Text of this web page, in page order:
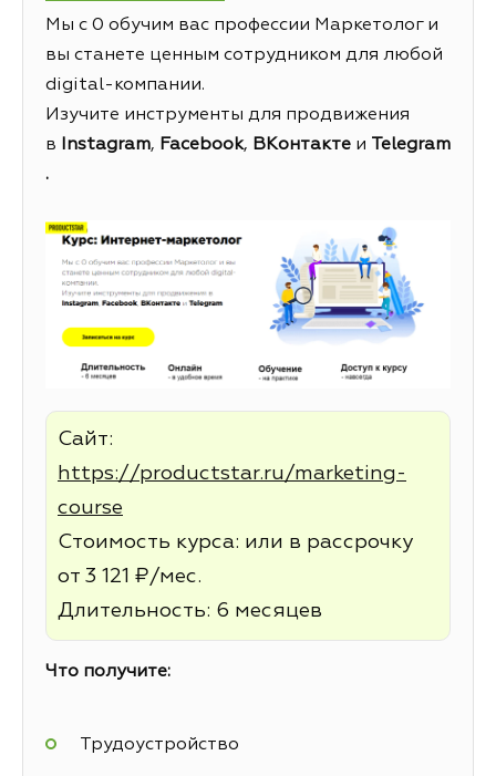
Мы с 0 обучим вас профессии Маркетолог и
вы станете ценным сотрудником для любой
digital-компании.
Изучите инструменты для продвижения
в
Instagram, Facebook, ВКонтакте и
Telegram
.
Сайт:
https://productstar.ru/marketing-
course
Стоимость курса: или в рассрочку
от 3 121 ₽/мес.
Длительность: 6 месяцев
Что получите:
Трудоустройство